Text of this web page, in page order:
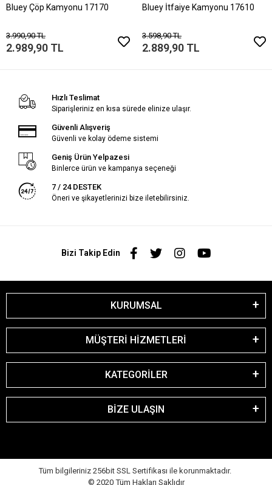
Bluey Çöp Kamyonu 17170
3.990,90 TL
2.989,90 TL
Bluey İtfaiye Kamyonu 17610
3.598,90 TL
2.889,90 TL
Hızlı Teslimat
Siparişleriniz en kısa sürede elinize ulaşır.
Güvenli Alışveriş
Güvenli ve kolay ödeme sistemi
Geniş Ürün Yelpazesi
Binlerce ürün ve kampanya seçeneği
7 / 24 DESTEK
Öneri ve şikayetlerinizi bize iletebilirsiniz.
Bizi Takip Edin
KURUMSAL
MÜŞTERİ HİZMETLERİ
KATEGORİLER
BİZE ULAŞIN
Tüm bilgileriniz 256bit SSL Sertifikası ile korunmaktadır.
© 2020 Tüm Hakları Saklıdır